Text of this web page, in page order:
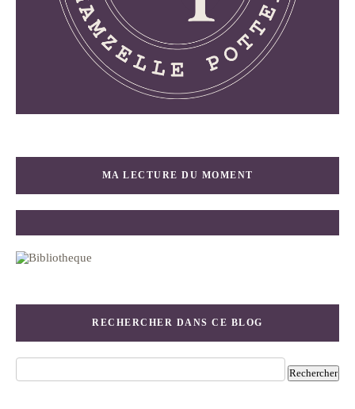
MA LECTURE DU MOMENT
RECHERCHER DANS CE BLOG